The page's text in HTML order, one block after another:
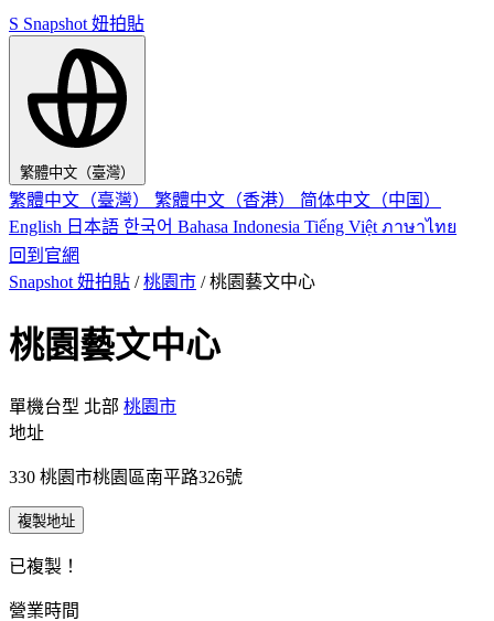
S Snapshot 妞拍貼
繁體中文（臺灣）
繁體中文（臺灣） 繁體中文（香港） 简体中文（中国）
English 日本語 한국어 Bahasa Indonesia Tiếng Việt ภาษาไทย
回到官網
Snapshot 妞拍貼 / 桃園市 / 桃園藝文中心
桃園藝文中心
單機台型 北部 桃園市
地址
330 桃園市桃園區南平路326號
複製地址
已複製！
營業時間